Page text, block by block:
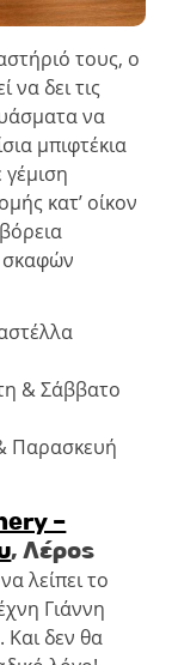
τους, ο
δει τις
να
μπιφτέκια
κατ’ οίκον
σκαφών
& Σάββατο
Παρασκευή
–
,Λέρος
λείπει το
Γιάννη
Και δεν θα